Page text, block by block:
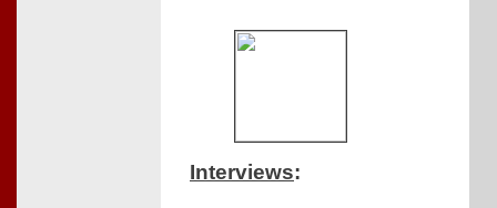
Interviews: